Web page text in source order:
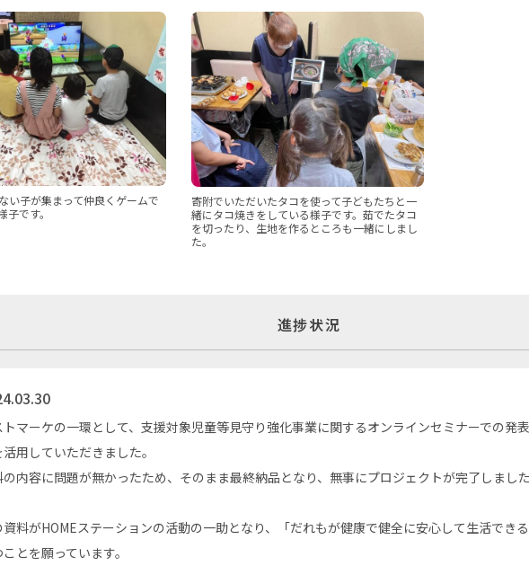
い子が集まって仲良くゲームで
子です。
寄附でいただいたタコを使って子どもたちと一
緒にタコ焼きをしている様子です。茹でたタコ
を切ったり、生地を作るところも一緒にしまし
た。
進捗状況
トマーケの一環として、支援対象児童等見守り強化事業に関するオンラインセミナーでの発
用していただきました。
の内容に問題が無かったため、そのまま最終納品となり、無事にプロジェクトが完了しました
資料がHOMEステーションの活動の一助となり、「だれもが健康で健全に安心して生活でき
とを願っています。